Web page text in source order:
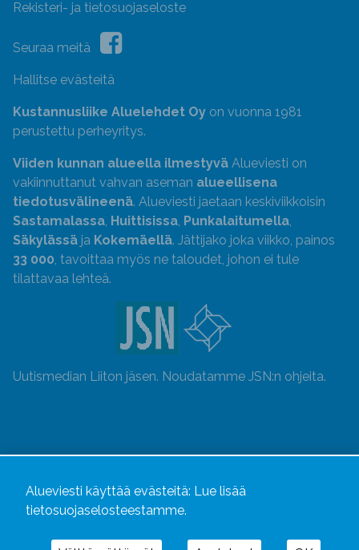
Rekisteri- ja tietosuojaseloste
Seuraa meitä
Hallitse evästeitä
Kustannusliike Aluelehdet Oy on vuonna 1981
perustettu perheyritys.
Viiden kunnan alueella ilmestyvä Alueviesti on
vakiinnuttanut vahvan aseman alueellisena
tiedotusvälineenä. Alueviesti jaetaan keskiviikkoisin
Sastamalassa, Huittisissa, Punkalaitumella,
Säkylässä ja Kokemäellä. Jättijako joka viikko, painos
33 000, tavoittaa myös ne taloudet, johon ei tule
tilattavaa lehteä.
Uutismedian Liiton jäsen. Noudatamme JSN:n ohjeita.
Alueviesti käyttää evästeitä: Lue lisää
tietosuojaselosteestamme.